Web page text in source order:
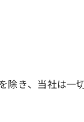
除き、当社は一